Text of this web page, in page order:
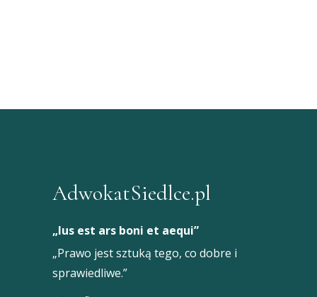
AdwokatSiedlce.pl
„Ius est ars boni et aequi”
„Prawo jest sztuką tego, co dobre i
sprawiedliwe.”